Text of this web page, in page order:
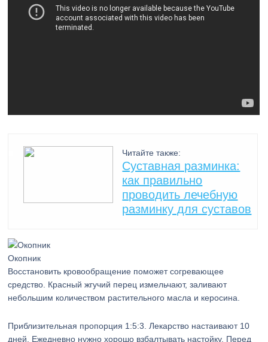
Читайте также:
Суставная разминка:
как правильно
проводить лечебную
разминку для суставов
Окопник
Восстановить кровообращение поможет согревающее
средство. Красный жгучий перец измельчают, заливают
небольшим количеством растительного масла и керосина.
Приблизительная пропорция 1:5:3. Лекарство настаивают 10
дней. Ежедневно нужно хорошо взбалтывать настойку. Перед